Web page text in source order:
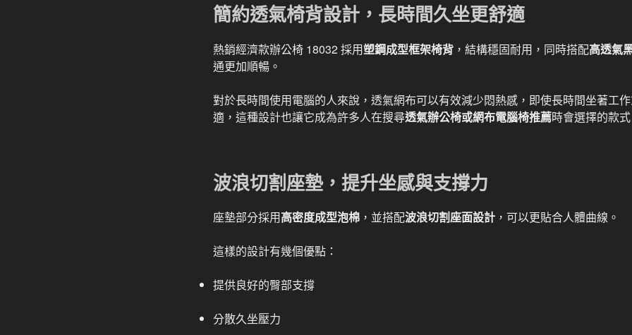
簡約透氣椅背設計，長時間久坐更舒適
熱銷經濟款辦公椅 18032 採用塑鋼成型框架椅背 ，結構穩固耐用，同時搭配高透氣
通更加順暢。
對於長時間使用電腦的人來說，透氣網布可以有效減少悶熱感，即使長時間坐著工
適，這種設計也讓它成為許多人在搜尋透氣辦公椅或網布電腦椅推薦時會選擇的款
波浪切割座墊，提升坐感與支撐力
座墊部分採用高密度成型泡棉 ，並搭配波浪切割座面設計 ，可以更貼合人體曲線。
這樣的設計有幾個優點：
提供良好的臀部支撐
分散久坐壓力